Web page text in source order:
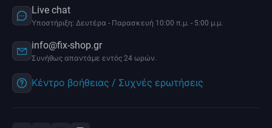
Live chat
Υποστήριξη: Δευτέρα - Παρασκευή 10:00 π.μ. - 5:00 μ.μ.
info@fix-shop.gr
Συνήθως απαντάμε εντός 24 ωρών.
Κέντρο βοήθειας / Συχνές ερωτήσεις